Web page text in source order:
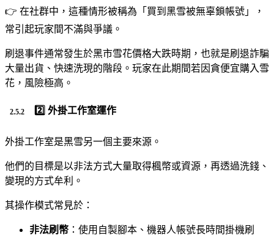
👉 在社群中，這種情形被稱為「買到黑雪被無辜鎖帳號」，
常引起玩家間不滿與爭議。
刷退事件通常發生於黑市雪花價格大跌時期，也就是刷退詐騙
大量出貨、快速洗現的階段。玩家在此期間若因貪便宜購入雪
花，風險極高。
2️⃣ 外掛工作室運作
外掛工作室是黑雪另一個主要來源。
他們的目標是以非法方式大量取得楓幣或資源，再透過洗錢、
變現的方式牟利。
其操作模式常見於：
非法刷幣 ：使用自製腳本、機器人帳號長時間掛機刷